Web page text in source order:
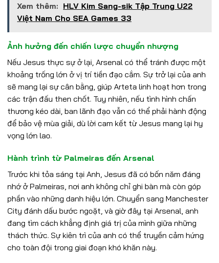
Xem thêm: HLV Kim Sang-sik Tập Trung U22
Việt Nam Cho SEA Games 33
Ảnh hưởng đến chiến lược chuyển nhượng
Nếu Jesus thực sự ở lại, Arsenal có thể tránh được một
khoảng trống lớn ở vị trí tiền đạo cắm. Sự trở lại của anh
sẽ mang lại sự cân bằng, giúp Arteta linh hoạt hơn trong
các trận đấu then chốt. Tuy nhiên, nếu tình hình chấn
thương kéo dài, ban lãnh đạo vẫn có thể phải hành động
để bảo vệ mùa giải, dù lời cam kết từ Jesus mang lại hy
vọng lớn lao.
Hành trình từ Palmeiras đến Arsenal
Trước khi tỏa sáng tại Anh, Jesus đã có bốn năm đáng
nhớ ở Palmeiras, nơi anh không chỉ ghi bàn mà còn góp
phần vào những danh hiệu lớn. Chuyển sang Manchester
City đánh dấu bước ngoặt, và giờ đây tại Arsenal, anh
đang tìm cách khẳng định giá trị của mình giữa những
thách thức. Sự kiên trì của anh có thể truyền cảm hứng
cho toàn đội trong giai đoạn khó khăn này.